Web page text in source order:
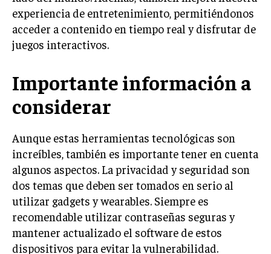
experiencia de entretenimiento, permitiéndonos
acceder a contenido en tiempo real y disfrutar de
juegos interactivos.
Importante información a
considerar
Aunque estas herramientas tecnológicas son
increíbles, también es importante tener en cuenta
algunos aspectos. La privacidad y seguridad son
dos temas que deben ser tomados en serio al
utilizar gadgets y wearables. Siempre es
recomendable utilizar contraseñas seguras y
mantener actualizado el software de estos
dispositivos para evitar la vulnerabilidad.